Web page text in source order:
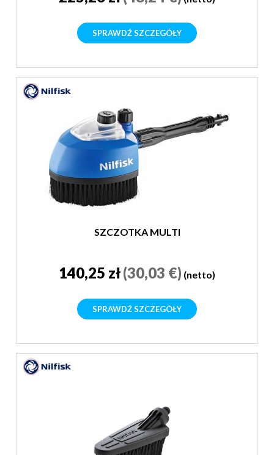
SPRAWDŹ SZCZEGÓŁY
SZCZOTKA MULTI
140,25 zł(30,03 €) (netto)
SPRAWDŹ SZCZEGÓŁY